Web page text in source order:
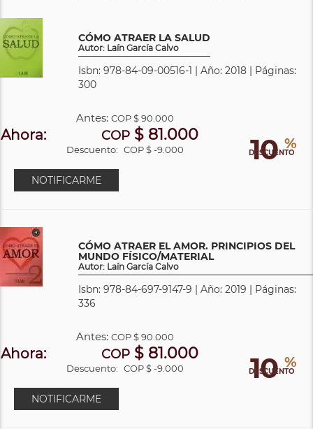
CÓMO ATRAER LA SALUD
Autor: Laín García Calvo
Isbn: 978-84-09-00516-1 | Año: 2018 | Páginas:
300
10 %
DESCUENTO
Antes:COP$ 90.000
Ahora: COP$ 81.000
Descuento: COP $ -9.000
NOTIFICARME
CÓMO ATRAER EL AMOR. PRINCIPIOS DEL
MUNDO FÍSICO/MATERIAL
Autor: Laín García Calvo
Isbn: 978-84-697-9147-9 | Año: 2019 | Páginas:
336
10 %
DESCUENTO
Antes:COP$ 90.000
Ahora: COP$ 81.000
Descuento: COP $ -9.000
NOTIFICARME